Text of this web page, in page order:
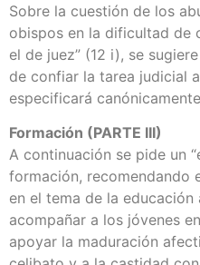
Sobre la cuestión de los
obispos en la dificultad de
el de juez” (12 i), se
de confiar la tarea judicial
especificará
Formación (PARTE III)
A continuación se pide un
formación, recomendando
en el tema de la educación
acompañar a los jóvenes
apoyar la maduración